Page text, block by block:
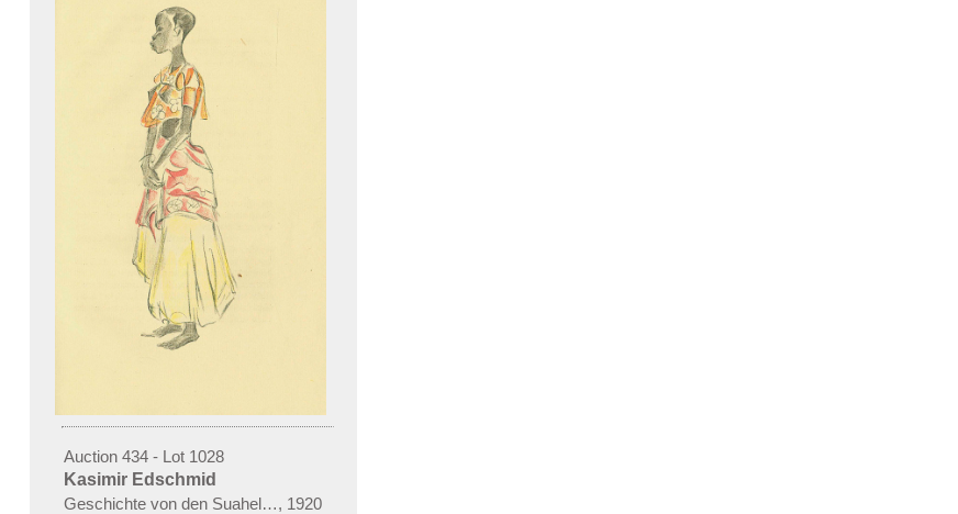
Auction 434 - Lot 1028
Kasimir Edschmid
Geschichte von den Suaheli-Mädchen und den schwarzen Kriegern + Beigabe
, 1920